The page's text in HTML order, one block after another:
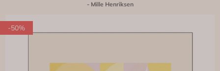
- Mille Henriksen
-50%